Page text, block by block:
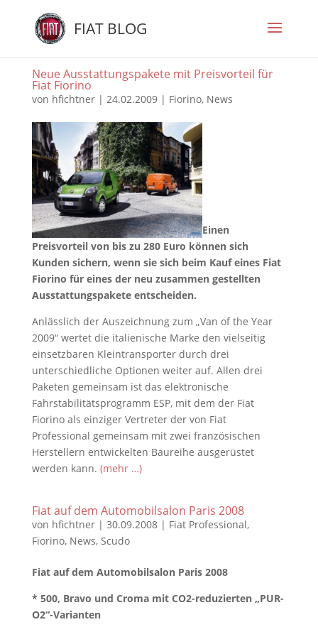
FIAT BLOG
Neue Ausstattungspakete mit Preisvorteil für
Fiat Fiorino
von hfichtner| 24.02.2009| Fiorino, News
Einen
Preisvorteil von bis zu 280 Euro können sich
Kunden sichern, wenn sie sich beim Kauf eines Fiat
Fiorino für eines der neu zusammen gestellten
Ausstattungspakete entscheiden.
Anlässlich der Auszeichnung zum „Van of the Year
2009“ wertet die italienische Marke den vielseitig
einsetzbaren Kleintransporter durch drei
unterschiedliche Optionen weiter auf. Allen drei
Paketen gemeinsam ist das elektronische
Fahrstabilitätsprogramm ESP, mit dem der Fiat
Fiorino als einziger Vertreter der von Fiat
Professional gemeinsam mit zwei französischen
Herstellern entwickelten Baureihe ausgerüstet
werden kann. (mehr …)
Fiat auf dem Automobilsalon Paris 2008
von hfichtner| 30.09.2008| Fiat Professional,
Fiorino, News, Scudo
Fiat auf dem Automobilsalon Paris 2008
* 500, Bravo und Croma mit CO2-reduzierten „PUR-
O2“-Varianten